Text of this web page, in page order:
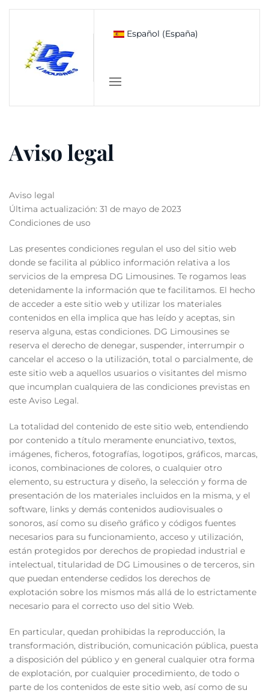
Skip to main content Español (España)
Aviso legal
Aviso legal
Última actualización: 31 de mayo de 2023
Condiciones de uso
Las presentes condiciones regulan el uso del sitio web
donde se facilita al público información relativa a los
servicios de la empresa DG Limousines. Te rogamos leas
detenidamente la información que te facilitamos. El hecho
de acceder a este sitio web y utilizar los materiales
contenidos en ella implica que has leído y aceptas, sin
reserva alguna, estas condiciones. DG Limousines se
reserva el derecho de denegar, suspender, interrumpir o
cancelar el acceso o la utilización, total o parcialmente, de
este sitio web a aquellos usuarios o visitantes del mismo
que incumplan cualquiera de las condiciones previstas en
este Aviso Legal.
La totalidad del contenido de este sitio web, entendiendo
por contenido a título meramente enunciativo, textos,
imágenes, ficheros, fotografías, logotipos, gráficos, marcas,
iconos, combinaciones de colores, o cualquier otro
elemento, su estructura y diseño, la selección y forma de
presentación de los materiales incluidos en la misma, y el
software, links y demás contenidos audiovisuales o
sonoros, así como su diseño gráfico y códigos fuentes
necesarios para su funcionamiento, acceso y utilización,
están protegidos por derechos de propiedad industrial e
intelectual, titularidad de DG Limousines o de terceros, sin
que puedan entenderse cedidos los derechos de
explotación sobre los mismos más allá de lo estrictamente
necesario para el correcto uso del sitio Web.
En particular, quedan prohibidas la reproducción, la
transformación, distribución, comunicación pública, puesta
a disposición del público y en general cualquier otra forma
de explotación, por cualquier procedimiento, de todo o
parte de los contenidos de este sitio web, así como de su